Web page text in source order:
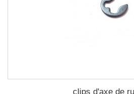
clips d'axe de